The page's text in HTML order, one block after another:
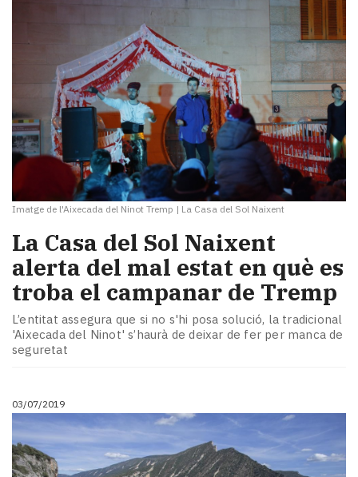
Imatge de l'Aixecada del Ninot Tremp | La Casa del Sol Naixent
La Casa del Sol Naixent
alerta del mal estat en què es
troba el campanar de Tremp
L’entitat assegura que si no s'hi posa solució, la tradicional
'Aixecada del Ninot' s’haurà de deixar de fer per manca de
seguretat
03/07/2019